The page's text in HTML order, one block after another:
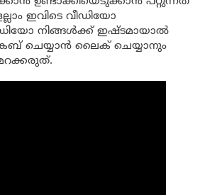
ഇവിടെ വീഡിയോ
നിങ്ങൾക്ക് ഇഷ്ടമായാൽ
ചെയ്യാൻ ലൈക് ചെയ്യാനും